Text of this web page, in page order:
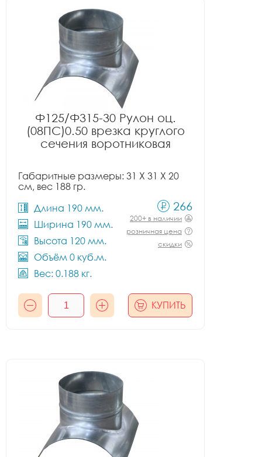
Ф125/Ф315-30 Рулон оц.
(08ПС)0.50 врезка круглого
сечения воротниковая
Габаритные размеры: 31 X 31 X 20
см, вес 188 гр.
Длина 190 мм.
Ширина 190 мм.
Высота 120 мм.
Объём 0 куб.м.
Вес: 0.188 кг.
266
200+ в наличии
розничная цена
скидки
КУПИТЬ